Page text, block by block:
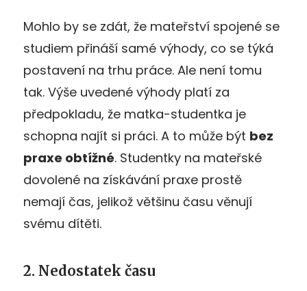
Mohlo by se zdát, že mateřství spojené se
studiem přináší samé výhody, co se týká
postavení na trhu práce. Ale není tomu
tak. Výše uvedené výhody platí za
předpokladu, že matka-studentka je
schopna najít si práci. A to může být bez
praxe obtížné. Studentky na mateřské
dovolené na získávání praxe prostě
nemají čas, jelikož většinu času věnují
svému dítěti.
2. Nedostatek času